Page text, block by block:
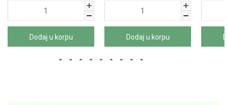
Dodaj u korpu Dodaj u korpu